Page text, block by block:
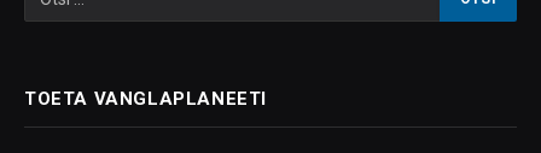
TOETA VANGLAPLANEETI